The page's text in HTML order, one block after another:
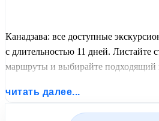
Канадзава: все доступные
с длительностью 11 дней. Листайте
маршруты и выбирайте подходящий
читать далее...